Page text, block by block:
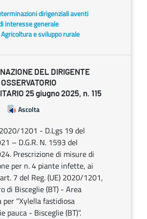
dirigenziali aventi
interesse generale
Agricoltura e sviluppo rurale
DEL DIRIGENTE
25 giugno 2025, n. 115
Ascolta
1201 - D.Lgs 19 del
– D.G.R. N. 1593 del
Prescrizione di misure di
per n. 4 piante infette, ai
7 del Reg. (UE) 2020/1201,
di Bisceglie (BT) - Area
“Xylella fastidiosa
pauca - Bisceglie (BT)”.